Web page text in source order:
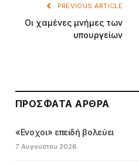
PREVIOUS ARTICLE
Οι χαμένες μνήμες των
υπουργείων
ΠΡΌΣΦΑΤΑ ΆΡΘΡΑ
«Ενοχοι» επειδή βολεύει
7 Αυγούστου 2026